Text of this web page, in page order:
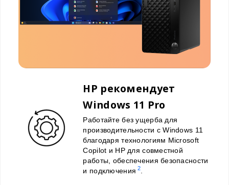
HP рекомендует
Windows 11 Pro
Работайте без ущерба для
производительности с Windows 11
благодаря технологиям Microsoft
Copilot и HP для совместной
работы, обеспечения безопасности
и подключения 2